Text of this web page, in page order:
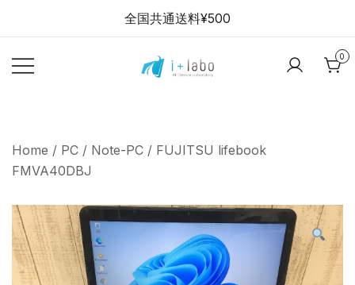
全国共通送料¥500
プ
0
Home / PC / Note-PC / FUJITSU lifebook
FMVA40DBJ